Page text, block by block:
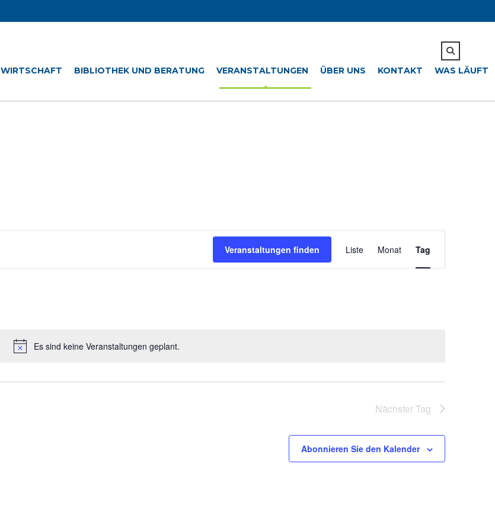
WIRTSCHAFT BIBLIOTHEK UND BERATUNG VERANSTALTUNGEN ÜBER UNS KONTAKT WAS LÄUFT
Es sind keine Veranstaltungen geplant.
Veranstaltungen finden
Navigation
Liste Monat Tag
Nächster Tag
Abonnieren Sie den Kalender